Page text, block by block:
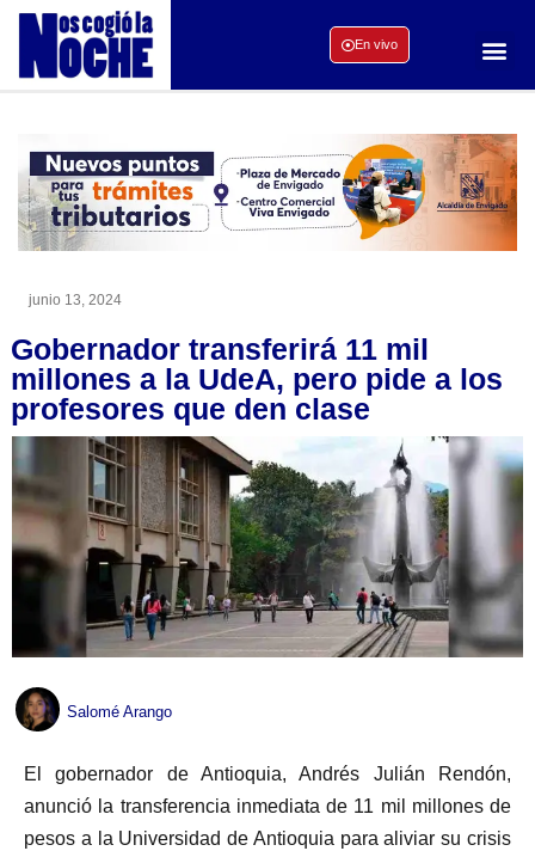
En vivo
junio 13, 2024
Gobernador transferirá 11 mil
millones a la UdeA, pero pide a los
profesores que den clase
Salomé Arango
El gobernador de Antioquia, Andrés Julián Rendón,
anunció la transferencia inmediata de 11 mil millones de
pesos a la Universidad de Antioquia para aliviar su crisis